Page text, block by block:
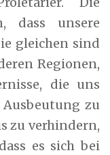
dass unsere
gleichen sind
Regionen,
die uns
zu
zu verhindern,
es sich bei